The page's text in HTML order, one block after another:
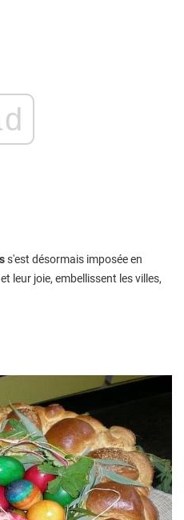
s'est désormais imposée en
leur joie, embellissent les villes,